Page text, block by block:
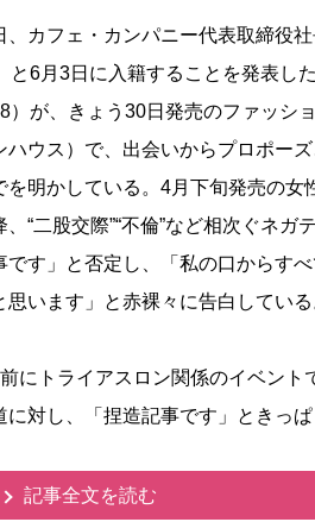
カフェ・カンパニー代表取締役社
と6月3日に入籍することを発表し
）が、きょう30日発売のファッシ
ハウス）で、出会いからプロポー
を明かしている。4月下旬発売の女
、“二股交際”“不倫”など相次ぐネガ
です」と否定し、「私の口からす
思います」と赤裸々に告白している
トライアスロン関係のイベント
に対し、「捏造記事です」ときっ
記事全文を読む